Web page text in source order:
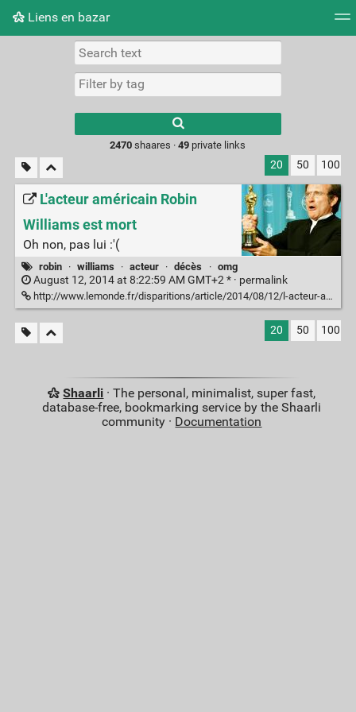
Liens en bazar
Picture wall
2470 shaares ·49 private links
20 50 100
L'acteur américain Robin
Williams est mort
Oh non, pas lui :'(
robin · williams · acteur · décès · omg
August 12, 2014 at 8:22:59 AM GMT+2 * · permalink
http://www.lemonde.fr/disparitions/article/2014/08/12/l-acteur-americain-robin-williams-est-mort_4470207_3382.html
20 50 100
Shaarli · The personal, minimalist, super fast,
database-free, bookmarking service by the Shaarli
community · Documentation